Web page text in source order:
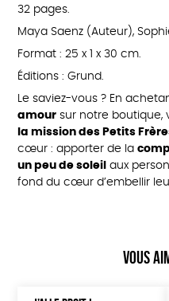
32 pages.
Maya Saenz (Auteur),
Format : 25 x 1 x 30 cm.
Éditions : Grund.
Le saviez-vous ? En
amoursur notre boutique,
la mission des Petits
cœur : apporter de la
un peu de soleil aux
fond du cœur d’embellir
Vous